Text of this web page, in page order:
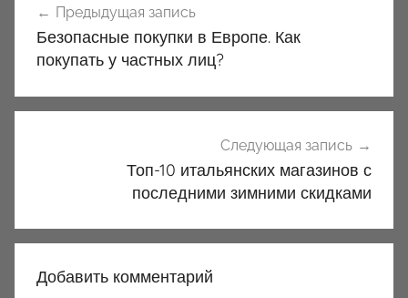
по
записям
Предыдущая запись
Безопасные покупки в Европе. Как
покупать у частных лиц?
Следующая запись
Топ-10 итальянских магазинов с
последними зимними скидками
Добавить комментарий